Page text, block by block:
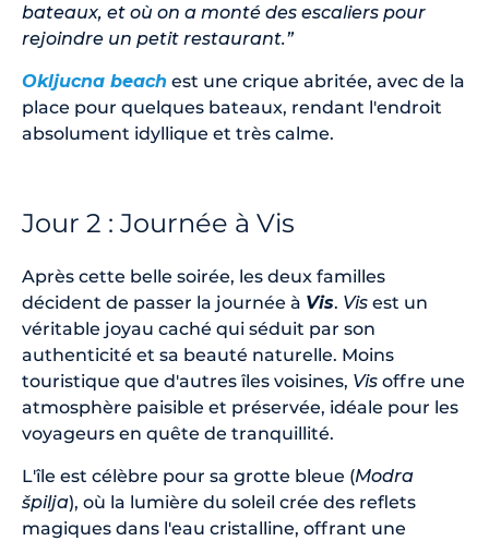
bateaux, et où on a monté des escaliers pour
rejoindre un petit restaurant.”
Okljucna beach est une crique abritée, avec de la
place pour quelques bateaux, rendant l'endroit
absolument idyllique et très calme.
Jour 2 : Journée à Vis
Après cette belle soirée, les deux familles
décident de passer la journée à Vis. Vis est un
véritable joyau caché qui séduit par son
authenticité et sa beauté naturelle. Moins
touristique que d'autres îles voisines, Vis offre une
atmosphère paisible et préservée, idéale pour les
voyageurs en quête de tranquillité.
L'île est célèbre pour sa grotte bleue (Modra
špilja), où la lumière du soleil crée des reflets
magiques dans l'eau cristalline, offrant une